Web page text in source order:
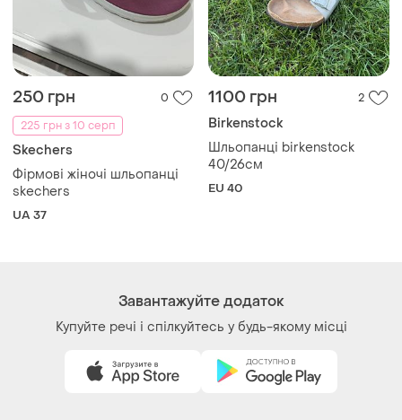
250 грн
0
225 грн з 10 серп
Skechers
Фірмові жіночі шльопанці
skechers
UA 37
1100 грн 2
Birkenstock
Шльопанці birkenstock
40/26см
EU 40
Завантажуйте додаток
Купуйте речі і спілкуйтесь у будь-якому місці